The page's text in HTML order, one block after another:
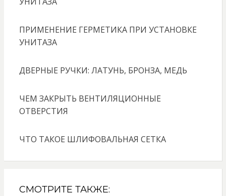
ПРИМЕНЕНИЕ ГЕРМЕТИКА ПРИ УСТАНОВКЕ
УНИТАЗА
ДВЕРНЫЕ РУЧКИ: ЛАТУНЬ, БРОНЗА, МЕДЬ
ЧЕМ ЗАКРЫТЬ ВЕНТИЛЯЦИОННЫЕ
ОТВЕРСТИЯ
ЧТО ТАКОЕ ШЛИФОВАЛЬНАЯ СЕТКА
СМОТРИТЕ ТАКЖЕ: